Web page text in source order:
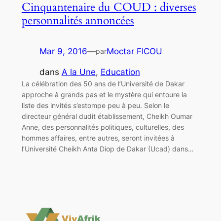
Cinquantenaire du COUD : diverses
personnalités annoncées
Mar 9, 2016—parMoctar FICOU
dans A la Une, Education
La célébration des 50 ans de l’Université de Dakar
approche à grands pas et le mystère qui entoure la
liste des invités s’estompe peu à peu. Selon le
directeur général dudit établissement, Cheikh Oumar
Anne, des personnalités politiques, culturelles, des
hommes affaires, entre autres, seront invitées à
l’Université Cheikh Anta Diop de Dakar (Ucad) dans…